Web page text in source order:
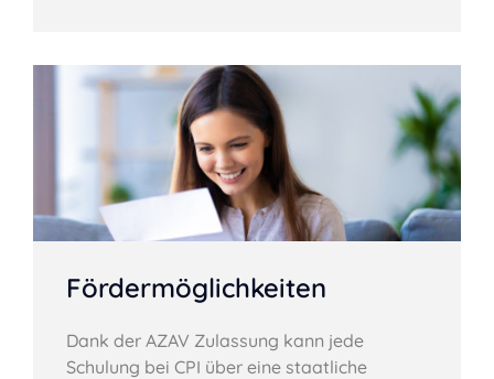
Fördermöglichkeiten
Dank der AZAV Zulassung kann jede
Schulung bei CPI über eine staatliche